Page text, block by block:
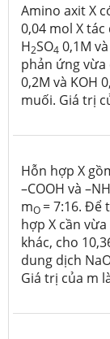
Amino axit X
0,04 mol X
H2SO4 0,1M
phản ứng vừa
0,2M và KOH
muối. Giá trị
Hỗn hợp X
–COOH và –NH
mO = 7:16. Để
hợp X cần
khác, cho
dung dịch
Giá trị của m